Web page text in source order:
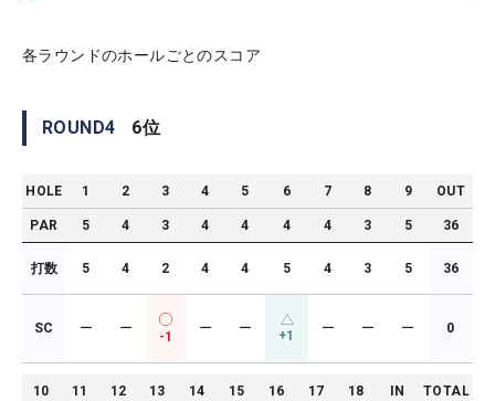
各ラウンドのホールごとのスコア
ROUND4 6位
HOLE 1 2 3 4 5 6 7 8 9 OUT
PAR 5 4 3 4 4 4 4 3 5 36
打数 5 4 2 4 4 5 4 3 5 36
SC ー ー
-1
ー ー +1 ー ー ー 0
10 11 12 13 14 15 16 17 18 IN TOTAL